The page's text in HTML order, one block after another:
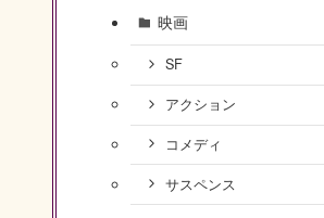
映画
SF
アクション
コメディ
サスペンス